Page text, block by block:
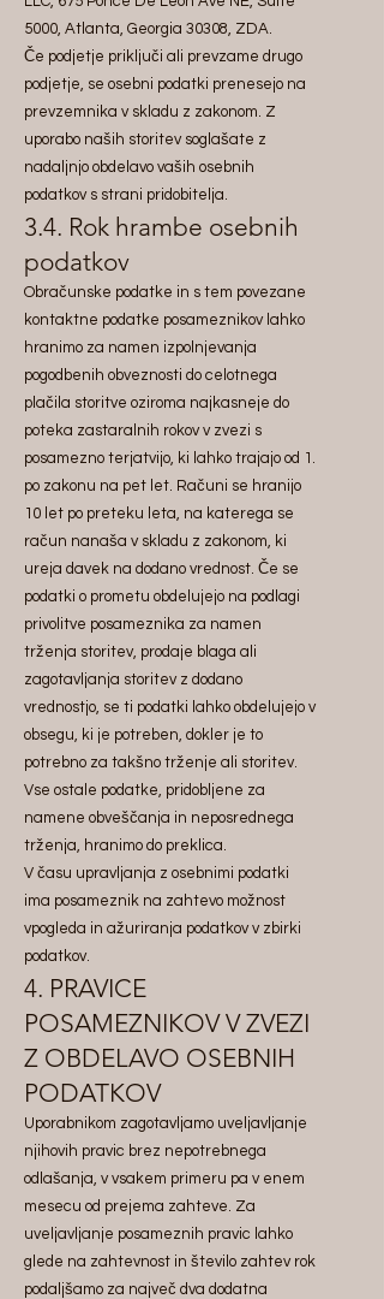
5000, Atlanta, Georgia 30308, ZDA.
Če podjetje priključi ali prevzame drugo
podjetje, se osebni podatki prenesejo na
prevzemnika v skladu z zakonom. Z
uporabo naših storitev soglašate z
nadaljnjo obdelavo vaših osebnih
podatkov s strani pridobitelja.
3.4. Rok hrambe osebnih
podatkov
Obračunske podatke in s tem povezane
kontaktne podatke posameznikov lahko
hranimo za namen izpolnjevanja
pogodbenih obveznosti do celotnega
plačila storitve oziroma najkasneje do
poteka zastaralnih rokov v zvezi s
posamezno terjatvijo, ki lahko trajajo od 1.
po zakonu na pet let. Računi se hranijo
10 let po preteku leta, na katerega se
račun nanaša v skladu z zakonom, ki
ureja davek na dodano vrednost. Če se
podatki o prometu obdelujejo na podlagi
privolitve posameznika za namen
trženja storitev, prodaje blaga ali
zagotavljanja storitev z dodano
vrednostjo, se ti podatki lahko obdelujejo v
obsegu, ki je potreben, dokler je to
potrebno za takšno trženje ali storitev.
Vse ostale podatke, pridobljene za
namene obveščanja in neposrednega
trženja, hranimo do preklica.
V času upravljanja z osebnimi podatki
ima posameznik na zahtevo možnost
vpogleda in ažuriranja podatkov v zbirki
podatkov.
4. PRAVICE
POSAMEZNIKOV V ZVEZI
Z OBDELAVO OSEBNIH
PODATKOV
Uporabnikom zagotavljamo uveljavljanje
njihovih pravic brez nepotrebnega
odlašanja, v vsakem primeru pa v enem
mesecu od prejema zahteve. Za
uveljavljanje posameznih pravic lahko
glede na zahtevnost in število zahtev rok
podaljšamo za največ dva dodatna